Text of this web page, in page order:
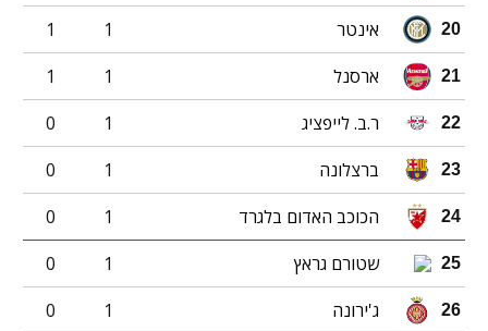
20 אינטר 1
1
21 ארסנל 1
1
22 ר.ב. לייפציג 1
0
23 ברצלונה 1
0
24 הכוכב האדום בלגרד 1
0
25 שטורם גראץ 1
0
26 ג'ירונה 1
0